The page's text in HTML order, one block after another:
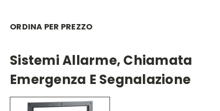
ORDINA PER PREZZO
Sistemi Allarme, Chiamata
Emergenza E Segnalazione